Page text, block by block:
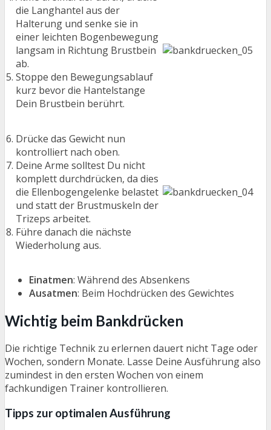
die Langhantel aus der
Halterung und senke sie in
einer leichten Bogenbewegung
langsam in Richtung Brustbein
ab.
Stoppe den Bewegungsablauf
kurz bevor die Hantelstange
Dein Brustbein berührt.
Drücke das Gewicht nun
kontrolliert nach oben.
Deine Arme solltest Du nicht
komplett durchdrücken, da dies
die Ellenbogengelenke belastet
und statt der Brustmuskeln der
Trizeps arbeitet.
Führe danach die nächste
Wiederholung aus.
Einatmen: Während des Absenkens
Ausatmen: Beim Hochdrücken des Gewichtes
Wichtig beim Bankdrücken
Die richtige Technik zu erlernen dauert nicht Tage oder
Wochen, sondern Monate. Lasse Deine Ausführung also
zumindest in den ersten Wochen von einem
fachkundigen Trainer kontrollieren.
Tipps zur optimalen Ausführung